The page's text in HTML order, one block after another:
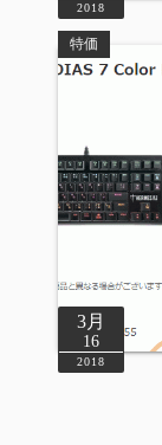
2018
特価
3月
16
2018